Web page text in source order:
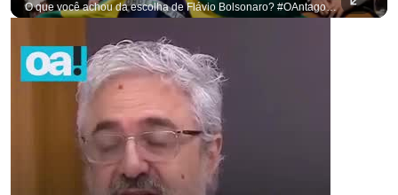
O que você achou da escolha de Flávio Bolsonaro? #OAntagonista Se você busca informação com credibilidade, inscreva-se agora e ative o